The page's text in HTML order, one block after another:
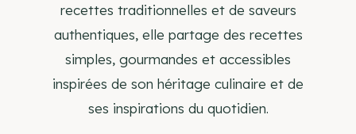
recettes traditionnelles et de saveurs
authentiques, elle partage des recettes
simples, gourmandes et accessibles
inspirées de son héritage culinaire et de
ses inspirations du quotidien.